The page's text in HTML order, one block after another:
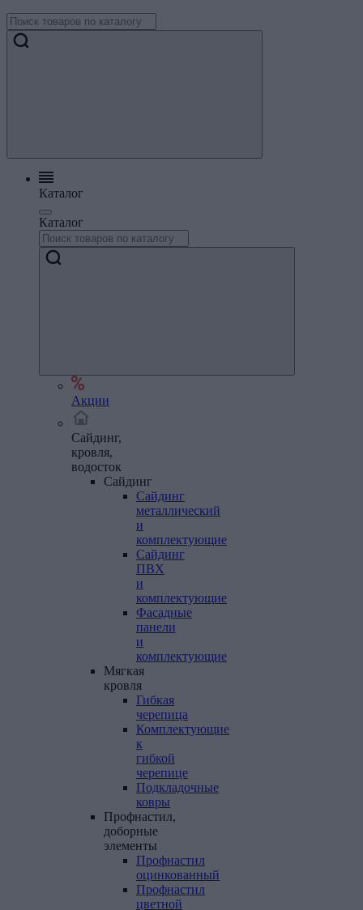
Каталог
Каталог
Акции
Сайдинг,
кровля,
водосток
Сайдинг
Сайдинг
металлический
и
комплектующие
Сайдинг
ПВХ
и
комплектующие
Фасадные
панели
и
комплектующие
Мягкая
кровля
Гибкая
черепица
Комплектующие
к
гибкой
черепице
Подкладочные
ковры
Профнастил,
доборные
элементы
Профнастил
оцинкованный
Профнастил
цветной